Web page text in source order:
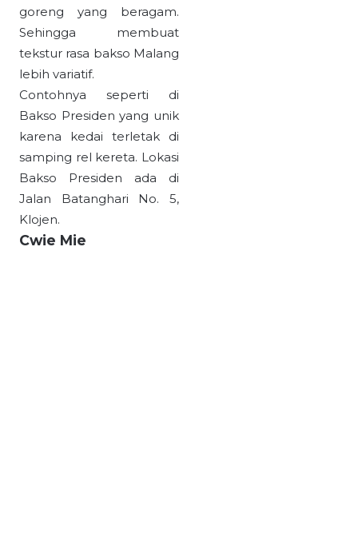
goreng yang beragam.
Sehingga membuat
tekstur rasa bakso Malang
lebih variatif.
Contohnya seperti di
Bakso Presiden yang unik
karena kedai terletak di
samping rel kereta. Lokasi
Bakso Presiden ada di
Jalan Batanghari No. 5,
Klojen.
Cwie Mie